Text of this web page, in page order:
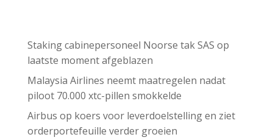
Staking cabinepersoneel Noorse tak SAS op
laatste moment afgeblazen
Malaysia Airlines neemt maatregelen nadat
piloot 70.000 xtc-pillen smokkelde
Airbus op koers voor leverdoelstelling en ziet
orderportefeuille verder groeien